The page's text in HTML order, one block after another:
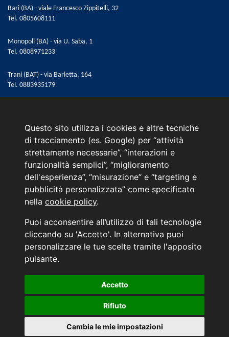
Questo sito utilizza i cookies e altre tecniche
di tracciamento (es. Google) per “attività
strettamente necessarie”, “interazioni e
funzionalità semplici”, “miglioramento
dell'esperienza”, “misurazione” e “targeting e
pubblicità personalizzata” come specificato
nella cookie policy.
Puoi acconsentire all’utilizzo di tali tecnologie
cliccando su 'Accetto'. In alternativa puoi
personalizzare le tue scelte tramite l'apposito
pulsante.
Accetto
Rifiuto
Cambia le mie impostazioni
Bari (BA) - viale Francesco Zippitelli, 32
Tel. 0805608111
Monopoli (BA) - via U. Saba, 1
Tel. 0808971233
Trani (BAT) - via Barletta, 164
Tel. 0883935179
Menù
L'azienda
Hyundai Business Center
Orari di apertura e chiusura
Contattaci
Convenzioni Hyundai
Informativa sulla Privacy
INFORMATIVA AI SENSI DELL'ART. 79 DEL REG. IVASS n° 40/2018
Aggiorna le tue preferenze di consenso alle tecnologie di tracciamento.